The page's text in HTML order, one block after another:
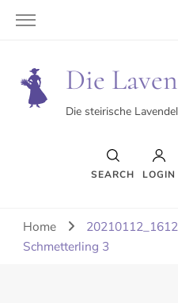
Die
Die steirische
SEARCH LOGIN
Es befinden sich keine
Home
Schmetterling 3